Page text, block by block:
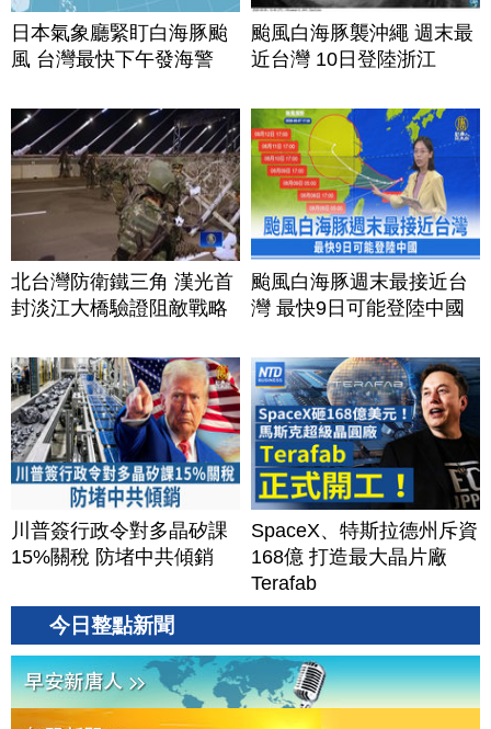
日本氣象廳緊盯白海豚颱
風 台灣最快下午發海警
颱風白海豚襲沖繩 週末最
近台灣 10日登陸浙江
北台灣防衛鐵三角 漢光首
封淡江大橋驗證阻敵戰略
颱風白海豚週末最接近台
灣 最快9日可能登陸中國
川普簽行政令對多晶矽課
15%關稅 防堵中共傾銷
SpaceX、特斯拉德州斥資
168億 打造最大晶片廠
Terafab
今日整點新聞